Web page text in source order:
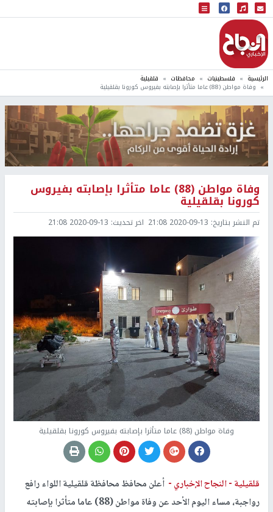
البث المباشر
إذاعة النجاح
الرئيسية فلسطينيات محافظات قلقيلية
وفاة مواطن (88) عاما متأثرا بإصابته بفيروس كورونا بقلقيلية
وفاة مواطن (88) عاما متأثرا بإصابته بفيروس
كورونا بقلقيلية
تم النشر بتاريخ: 2020-09-13 21:08 اخر تحديث: 2020-09-13 21:08
وفاة مواطن (88) عاما متأثرا بإصابته بفيروس كورونا بقلقيلية
قلقيلية -النجاح الإخباري - أعلن محافظ محافظة قلقيلية اللواء رافع
رواجبة، مساء اليوم الأحد عن وفاة مواطن (88) عاما متأثرا بإصابته